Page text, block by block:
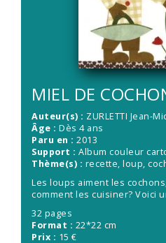
MIEL DE
Auteur(s) : ZURLETTI Jean-
Âge : Dès 4 ans
Paru en : 2013
Support : Album couleur
Thème(s) : recette, loup,
Les loups aiment les
comment les cuisiner? Voici
32 pages
Format : 22*22 cm
Prix : 15 €